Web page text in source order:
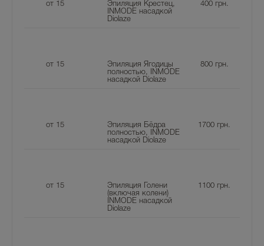
от 15
Эпиляция Крестец,
INMODE насадкой
Diolaze
400грн.
от 15
Эпиляция Ягодицы
полностью, INMODE
насадкой Diolaze
800грн.
от 15
Эпиляция Бёдра
полностью, INMODE
насадкой Diolaze
1700 грн.
от 15
Эпиляция Голени
(включая колени)
INMODE насадкой
Diolaze
1100 грн.